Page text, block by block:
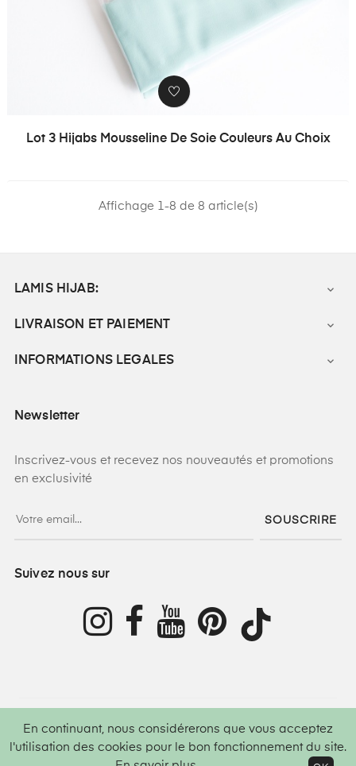
Lot 3 Hijabs Mousseline De Soie Couleurs Au Choix
Affichage 1-8 de 8 article(s)
LAMIS HIJAB: 
LIVRAISON ET PAIEMENT 
INFORMATIONS LEGALES 
Newsletter
Inscrivez-vous et recevez nos nouveautés et promotions
en exclusivité
SOUSCRIRE
Suivez nous sur
©2026 Lamis Hijab ®Tous droits réservés
En continuant, nous considérerons que vous acceptez
l'utilisation des cookies pour le bon fonctionnement du site.